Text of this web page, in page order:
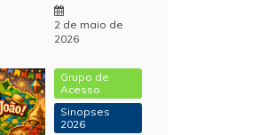
2 de maio de
2026
Grupo de
Acesso
Sinopses
2026